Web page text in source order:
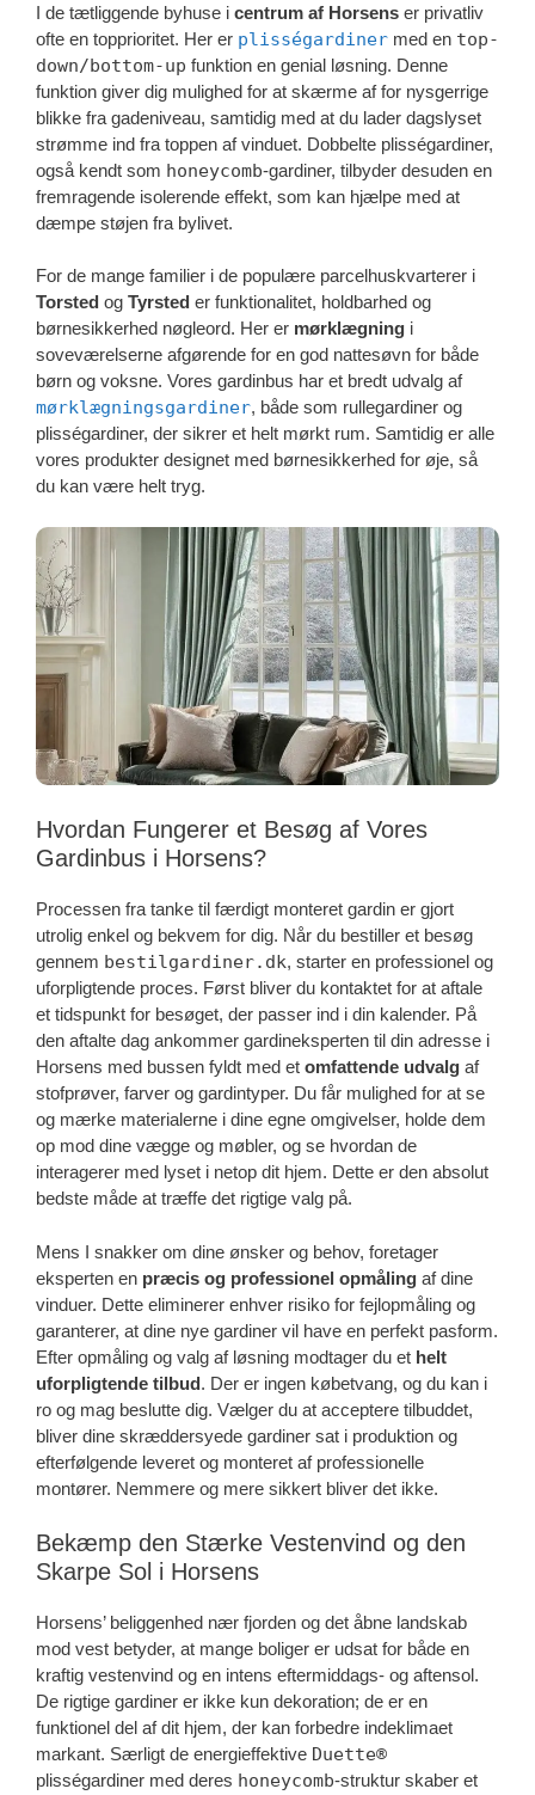
I de tætliggende byhuse i centrum af Horsens er privatliv
ofte en topprioritet. Her er plisségardiner med en top-
down/bottom-up funktion en genial løsning. Denne
funktion giver dig mulighed for at skærme af for nysgerrige
blikke fra gadeniveau, samtidig med at du lader dagslyset
strømme ind fra toppen af vinduet. Dobbelte plisségardiner,
også kendt som honeycomb-gardiner, tilbyder desuden en
fremragende isolerende effekt, som kan hjælpe med at
dæmpe støjen fra bylivet.
For de mange familier i de populære parcelhuskvarterer i
Torsted og Tyrsted er funktionalitet, holdbarhed og
børnesikkerhed nøgleord. Her er mørklægning i
soveværelserne afgørende for en god nattesøvn for både
børn og voksne. Vores gardinbus har et bredt udvalg af
mørklægningsgardiner, både som rullegardiner og
plisségardiner, der sikrer et helt mørkt rum. Samtidig er alle
vores produkter designet med børnesikkerhed for øje, så
du kan være helt tryg.
Hvordan Fungerer et Besøg af Vores
Gardinbus i Horsens?
Processen fra tanke til færdigt monteret gardin er gjort
utrolig enkel og bekvem for dig. Når du bestiller et besøg
gennem bestilgardiner.dk, starter en professionel og
uforpligtende proces. Først bliver du kontaktet for at aftale
et tidspunkt for besøget, der passer ind i din kalender. På
den aftalte dag ankommer gardineksperten til din adresse i
Horsens med bussen fyldt med et omfattende udvalg af
stofprøver, farver og gardintyper. Du får mulighed for at se
og mærke materialerne i dine egne omgivelser, holde dem
op mod dine vægge og møbler, og se hvordan de
interagerer med lyset i netop dit hjem. Dette er den absolut
bedste måde at træffe det rigtige valg på.
Mens I snakker om dine ønsker og behov, foretager
eksperten en præcis og professionel opmåling af dine
vinduer. Dette eliminerer enhver risiko for fejlopmåling og
garanterer, at dine nye gardiner vil have en perfekt pasform.
Efter opmåling og valg af løsning modtager du et helt
uforpligtende tilbud. Der er ingen købetvang, og du kan i
ro og mag beslutte dig. Vælger du at acceptere tilbuddet,
bliver dine skræddersyede gardiner sat i produktion og
efterfølgende leveret og monteret af professionelle
montører. Nemmere og mere sikkert bliver det ikke.
Bekæmp den Stærke Vestenvind og den
Skarpe Sol i Horsens
Horsens’ beliggenhed nær fjorden og det åbne landskab
mod vest betyder, at mange boliger er udsat for både en
kraftig vestenvind og en intens eftermiddags- og aftensol.
De rigtige gardiner er ikke kun dekoration; de er en
funktionel del af dit hjem, der kan forbedre indeklimaet
markant. Særligt de energieffektive Duette®
plisségardiner med deres honeycomb-struktur skaber et